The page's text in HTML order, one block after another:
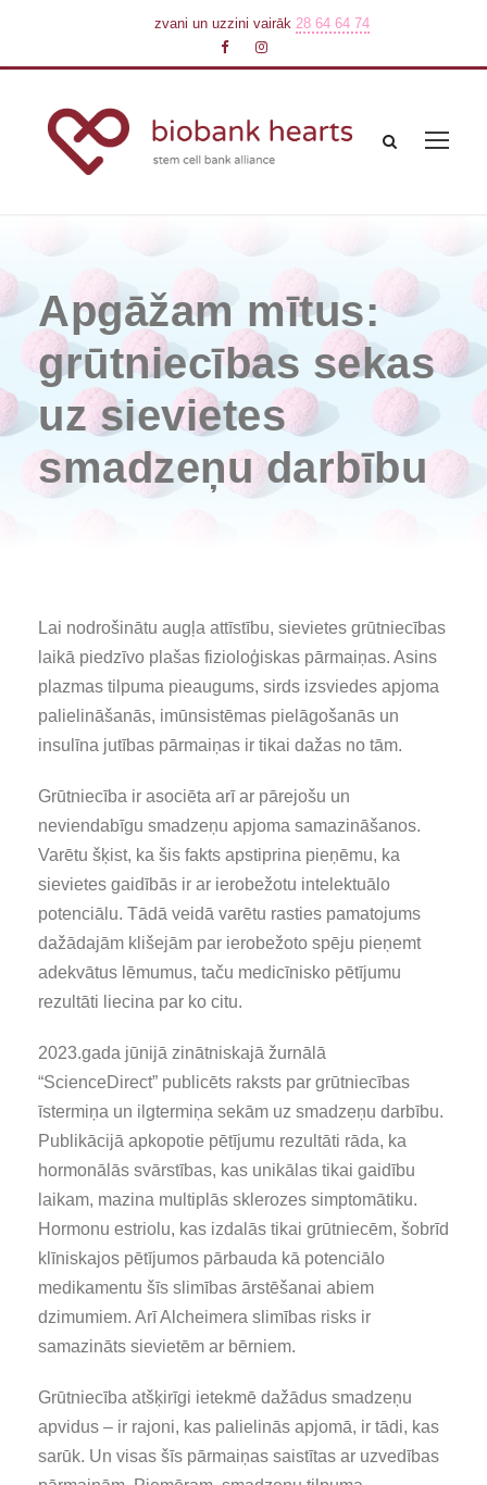
zvani un uzzini vairāk 28 64 64 74
Apgāžam mītus:
grūtniecības sekas
uz sievietes
smadzeņu darbību
Lai nodrošinātu augļa attīstību, sievietes grūtniecības
laikā piedzīvo plašas fizioloģiskas pārmaiņas. Asins
plazmas tilpuma pieaugums, sirds izsviedes apjoma
palielināšanās, imūnsistēmas pielāgošanās un
insulīna jutības pārmaiņas ir tikai dažas no tām.
Grūtniecība ir asociēta arī ar pārejošu un
neviendabīgu smadzeņu apjoma samazināšanos.
Varētu šķist, ka šis fakts apstiprina pieņēmu, ka
sievietes gaidībās ir ar ierobežotu intelektuālo
potenciālu. Tādā veidā varētu rasties pamatojums
dažādajām klišejām par ierobežoto spēju pieņemt
adekvātus lēmumus, taču medicīnisko pētījumu
rezultāti liecina par ko citu.
2023.gada jūnijā zinātniskajā žurnālā
“ScienceDirect” publicēts raksts par grūtniecības
īstermiņa un ilgtermiņa sekām uz smadzeņu darbību.
Publikācijā apkopotie pētījumu rezultāti rāda, ka
hormonālās svārstības, kas unikālas tikai gaidību
laikam, mazina multiplās sklerozes simptomātiku.
Hormonu estriolu, kas izdalās tikai grūtniecēm, šobrīd
klīniskajos pētījumos pārbauda kā potenciālo
medikamentu šīs slimības ārstēšanai abiem
dzimumiem. Arī Alcheimera slimības risks ir
samazināts sievietēm ar bērniem.
Grūtniecība atšķirīgi ietekmē dažādus smadzeņu
apvidus – ir rajoni, kas palielinās apjomā, ir tādi, kas
sarūk. Un visas šīs pārmaiņas saistītas ar uzvedības